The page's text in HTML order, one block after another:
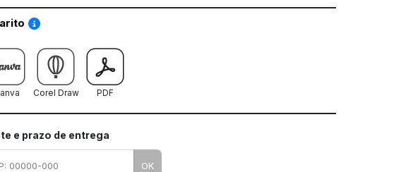
Saiba como utilizar os nossos gabaritos
Corel Draw PDF
e prazo de entrega
OK